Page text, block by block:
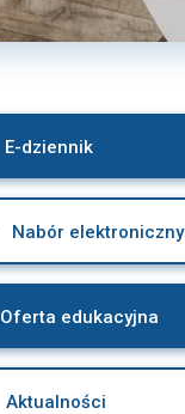
E-dziennik
Nabór elektroniczny
Oferta edukacyjna
Aktualności